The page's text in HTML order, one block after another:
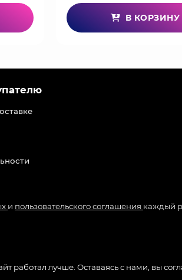
В КОРЗИНУ
работал лучше. Оставаясь с нами, вы
и пользовательского соглашения каждый